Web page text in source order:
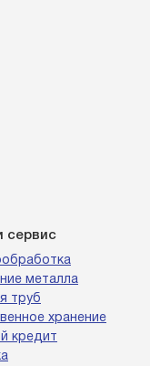
сервис
металла
труб
хранение
кредит